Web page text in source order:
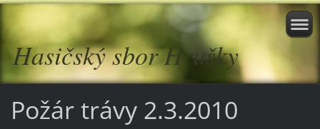
Hasičský sbor Hrušky
Požár trávy 2.3.2010